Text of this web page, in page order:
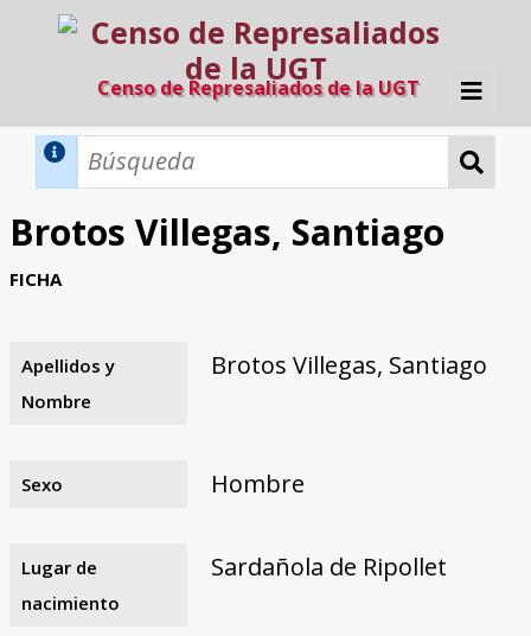
Censo de Represaliados de la UGT
Inicio
Búsqueda Dinámica
Búsqueda Avanzada
Razones y objetivos
El equipo
Colaboradores
Fuentes documentales
Brotos Villegas, Santiago
FICHA
Apellidos y
Nombre
Brotos Villegas, Santiago
Sexo Hombre
Lugar de
nacimiento
Sardañola de Ripollet